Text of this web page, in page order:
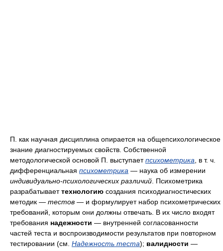
П. как научная дисциплина опирается на общепсихологическое
знание диагностируемых свойств. Собственной
методологической основой П. выступаетпсихометрика , в т. ч.
дифференциальная психометрика — наука об измерении
индивидуально-психологических различий . Психометрика
разрабатываеттехнологию создания психодиагностических
методик — тестов — и формулирует набор психометрических
требований, которым они должны отвечать. В их число входят
требования надежности — внутренней согласованности
частей теста и воспроизводимости результатов при повторном
тестировании (см. Надежность теста); валидности —